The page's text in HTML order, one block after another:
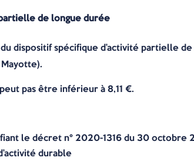
de longue durée
dispositif spécifique d’activité partielle
pas être inférieur à 8,11 €.
le décret n° 2020-1316 du 30
durable